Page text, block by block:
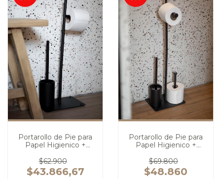
Portarollo de Pie para
Papel Higienico +
$62.900
$43.866,67
Portarollo de Pie para
Papel Higienico +
$69.800
$48.860